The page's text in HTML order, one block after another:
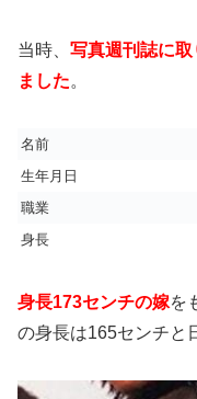
当時、 写真週刊誌に
ました。
名前
生年月日
職業
身長
身長173センチの嫁を
の身長は165センチと